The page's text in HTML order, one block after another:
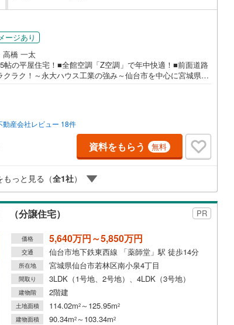
ージあり
高橋 一太
帖の平屋住宅！■全館空調「Z空調」で年中快適！■前面道路
クラク！～永大ハウス工業の強み～仙台市を中心に宮城県内
戸建・マンション・土地...と種別を問わず不動産を取り扱
教育施設や商業施設、子育て環境や行政などの地域情報を
り良い物件選びをして頂けるよう、しっかりとサポートさ
経験豊富なスタッフ＞当社では【購入】【売却】【引っ越
】など住宅に関する様々なご質問はもちろん、ご購入時に気
種税金についても、誠心誠意ご説明させて頂きます。各店
ースも完備！お子様連れのご家族様で是非お越しください。
どうぞお気軽にお問い合わせください！
動産会社レビュー 18件
資料をもらう 無料
っと見る（全1社）
（分譲住宅） PR
価格 5,640万円～5,850万円
交通 仙台市地下鉄東西線 「薬師堂」駅 徒歩14分
所在地 宮城県仙台市若林区南小泉4丁目
間取り 3LDK（1号地、2号地）、4LDK（3号地）
建物階 2階建
土地面積 114.02m2～125.95m2
建物面積 90.34m2～103.34m2
ゼット
関連など
可 IT重説可（2）